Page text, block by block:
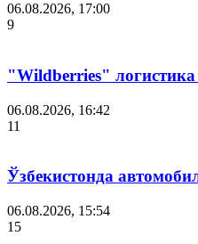
06.08.2026, 17:00
9
"Wildberries"
06.08.2026, 16:42
11
Ўзбекистонда
06.08.2026, 15:54
15